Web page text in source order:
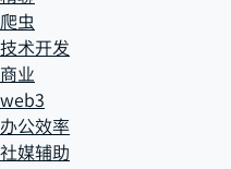
爬虫
技术开发
商业
web3
办公效率
社媒辅助